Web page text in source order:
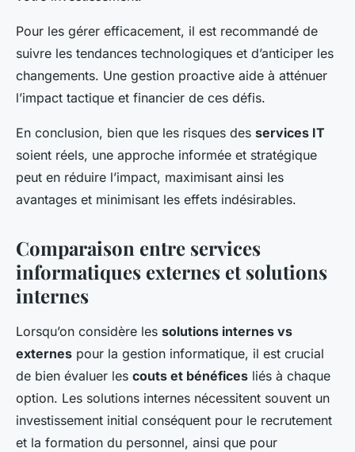
Pour les gérer efficacement, il est recommandé de
suivre les tendances technologiques et d’anticiper les
changements. Une gestion proactive aide à atténuer
l’impact tactique et financier de ces défis.
En conclusion, bien que les risques des services IT
soient réels, une approche informée et stratégique
peut en réduire l’impact, maximisant ainsi les
avantages et minimisant les effets indésirables.
Comparaison entre services
informatiques externes et solutions
internes
Lorsqu’on considère les solutions internes vs
externes pour la gestion informatique, il est crucial
de bien évaluer les couts et bénéfices liés à chaque
option. Les solutions internes nécessitent souvent un
investissement initial conséquent pour le recrutement
et la formation du personnel, ainsi que pour